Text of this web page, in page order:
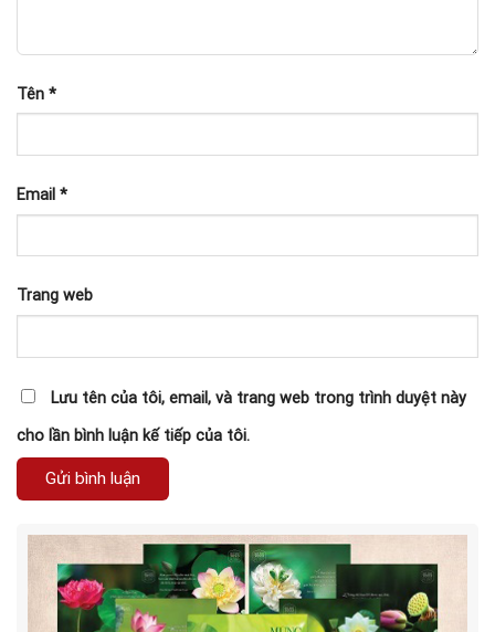
Tên *
Email *
Trang web
Lưu tên của tôi, email, và trang web trong trình duyệt này
cho lần bình luận kế tiếp của tôi.